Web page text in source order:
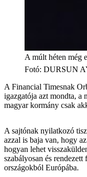
A múlt héten még
Fotó: DURSUN
A Financial Timesnak
igazgatója azt mondta, a
magyar kormány csak
A sajtónak nyilatkozó
azzal is baja van, hogy
hogyan lehet
szabályosan és
országokból Európába.